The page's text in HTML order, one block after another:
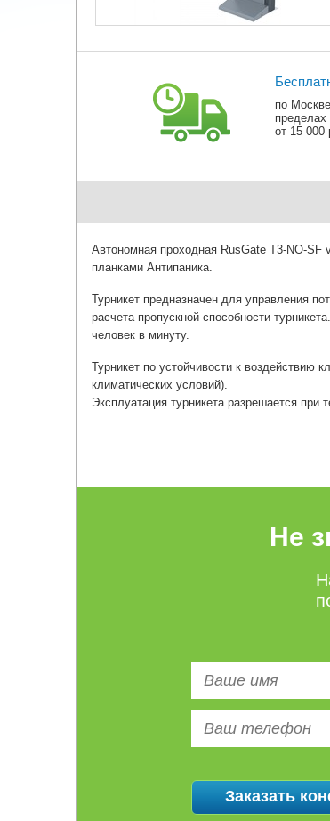
по
от 15 000
Автономная проходная RusGate T3-NO-
планками Антипаника.
Турникет предназначен для управления
расчета пропускной способности
человек в минуту.
Турникет по устойчивости к воздействию
климатических условий).
Эксплуатация турникета разрешается
Не